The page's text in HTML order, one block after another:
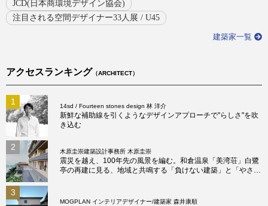
JCD(日本商環境デザイン協会)
注目される空間デザイナー33人展 / U45
建築家一覧
アクセスランキング （ARCHITECT）
1 14sd / Fourteen stones design 林 洋介
新鮮な補助線を引くようなデザインアプローチで"らしさ"を吹
き込む
2 木原圭崇建築設計事務所 木原圭崇
震災を越え、100年先の風景を編む。和倉温泉「美湾荘」白鷺
亭の再建に見る、地域と共鳴する「負けない建築」と「やさし
3
MOGPLAN インテリアデザイナー/建築家 森井康順